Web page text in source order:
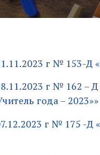
г № 153-Д
г № 162 –
года – 2023»»
г № 175 -Д